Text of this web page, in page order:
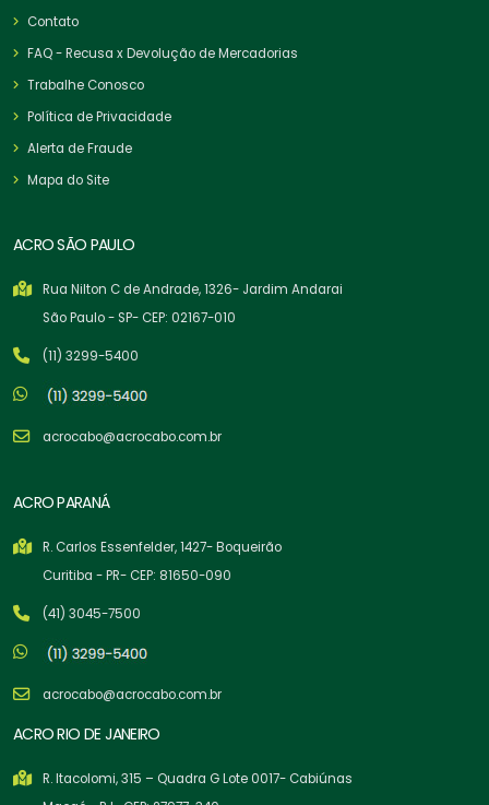
Contato
FAQ - Recusa x Devolução de Mercadorias
Trabalhe Conosco
Política de Privacidade
Alerta de Fraude
Mapa do Site
ACRO SÃO PAULO
Rua Nilton C de Andrade, 1326- Jardim Andarai
São Paulo - SP- CEP: 02167-010
(11) 3299-5400
acrocabo@acrocabo.com.br
ACRO PARANÁ
R. Carlos Essenfelder, 1427- Boqueirão
Curitiba - PR- CEP: 81650-090
(41) 3045-7500
acrocabo@acrocabo.com.br
ACRO RIO DE JANEIRO
R. Itacolomi, 315 – Quadra G Lote 0017- Cabiúnas